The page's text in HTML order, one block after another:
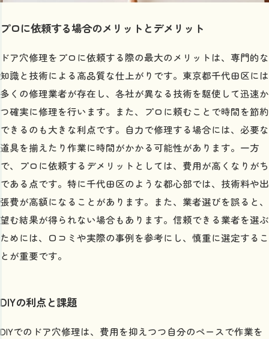
プロに依頼する場合のメリットとデメリット
ドア穴修理をプロに依頼する際の最大のメリットは、専門的な
知識と技術による高品質な仕上がりです。東京都千代田区には
多くの修理業者が存在し、各社が異なる技術を駆使して迅速か
つ確実に修理を行います。また、プロに頼むことで時間を節約
できるのも大きな利点です。自力で修理する場合には、必要な
道具を揃えたり作業に時間がかかる可能性があります。一方
で、プロに依頼するデメリットとしては、費用が高くなりがち
である点です。特に千代田区のような都心部では、技術料や出
張費が高額になることがあります。また、業者選びを誤ると、
望む結果が得られない場合もあります。信頼できる業者を選ぶ
ためには、口コミや実際の事例を参考にし、慎重に選定するこ
とが重要です。
DIYの利点と課題
DIYでのドア穴修理は、費用を抑えつつ自分のペースで作業を